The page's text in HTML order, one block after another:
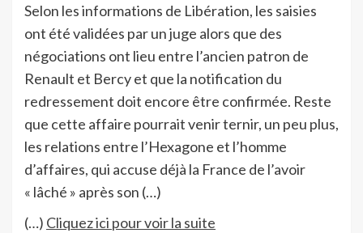
Selon les informations de Libération, les saisies
ont été validées par un juge alors que des
négociations ont lieu entre l’ancien patron de
Renault et Bercy et que la notification du
redressement doit encore être confirmée. Reste
que cette affaire pourrait venir ternir, un peu plus,
les relations entre l’Hexagone et l’homme
d’affaires, qui accuse déjà la France de l’avoir
« lâché » après son (…)
(…) Cliquez ici pour voir la suite